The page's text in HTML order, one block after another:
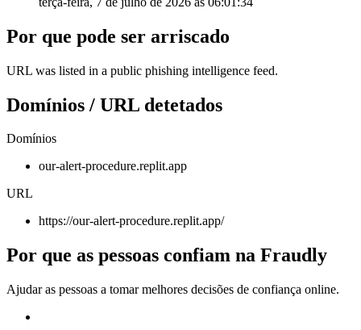
Por que pode ser arriscado
URL was listed in a public phishing intelligence feed.
Domínios / URL detetados
Domínios
our-alert-procedure.replit.app
URL
https://our-alert-procedure.replit.app/
Por que as pessoas confiam na Fraudly
Ajudar as pessoas a tomar melhores decisões de confiança online.